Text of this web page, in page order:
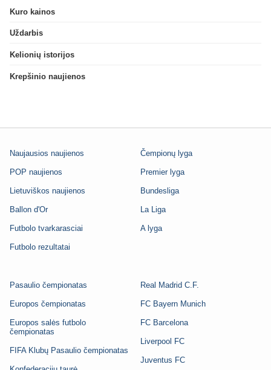
Kuro kainos
Uždarbis
Kelionių istorijos
Krepšinio naujienos
Naujausios naujienos
POP naujienos
Lietuviškos naujienos
Ballon d'Or
Futbolo tvarkarasciai
Futbolo rezultatai
Čempionų lyga
Premier lyga
Bundesliga
La Liga
A lyga
Pasaulio čempionatas
Europos čempionatas
Europos salės futbolo
čempionatas
FIFA Klubų Pasaulio čempionatas
Real Madrid C.F.
FC Bayern Munich
FC Barcelona
Liverpool FC
Juventus FC